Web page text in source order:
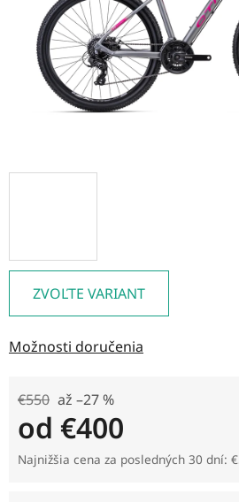
ZVOĽTE VARIANT
Možnosti doručenia
€550 až –27 %
od €400
Jednotková cena:
Najnižšia cena za posledných 30 dní: